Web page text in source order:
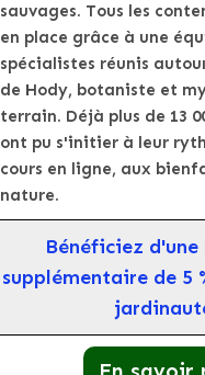
sauvages. Tous les
en place grâce à une
spécialistes réunis
de Hody, botaniste et
terrain. Déjà plus de 13
ont pu s'initier à leur
cours en ligne, aux
nature.
Bénéficiez
supplémentaire de 5